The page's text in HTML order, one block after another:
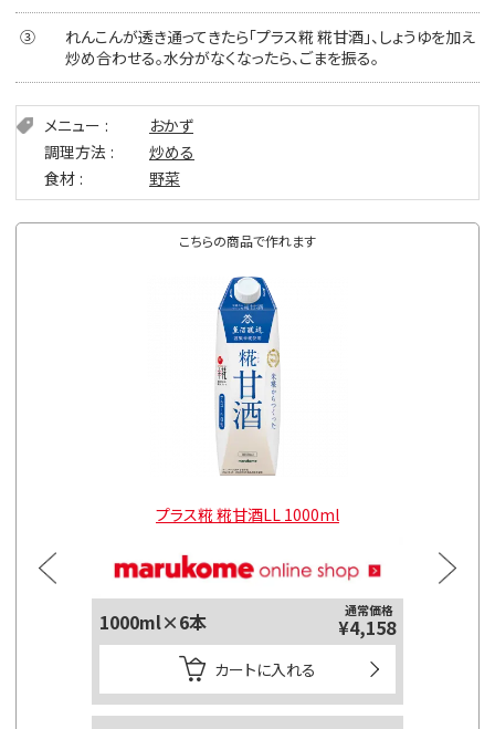
③
れんこんが透き通ってきたら「プラス糀 糀甘酒」、しょうゆを加え
炒め合わせる。水分がなくなったら、ごまを振る。
メニュー
おかず
調理方法
炒める
食材
野菜
こちらの商品で作れます
プラス糀 糀甘酒LL 1000ml
1000ml×6本 通常価格
¥4,158
カートに入れる